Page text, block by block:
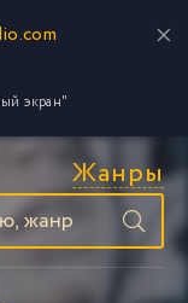
экран"
Жанры